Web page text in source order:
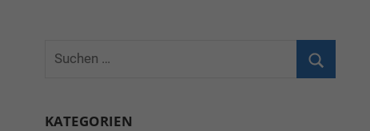
KATEGORIEN